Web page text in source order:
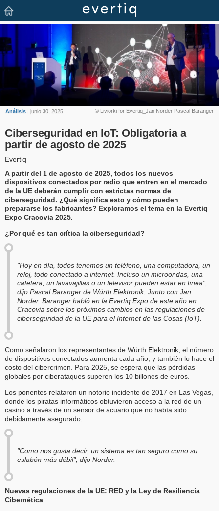
© Liviorki for Evertiq_Jan Norder Pascal Baranger
Análisis | junio 30, 2025
Ciberseguridad en IoT: Obligatoria a
partir de agosto de 2025
Evertiq
A partir del 1 de agosto de 2025, todos los nuevos
dispositivos conectados por radio que entren en el mercado
de la UE deberán cumplir con estrictas normas de
ciberseguridad. ¿Qué significa esto y cómo pueden
prepararse los fabricantes? Exploramos el tema en la Evertiq
Expo Cracovia 2025.
¿Por qué es tan crítica la ciberseguridad?
"Hoy en día, todos tenemos un teléfono, una computadora, un
reloj, todo conectado a internet. Incluso un microondas, una
cafetera, un lavavajillas o un televisor pueden estar en línea",
dijo Pascal Baranger de Würth Elektronik. Junto con Jan
Norder, Baranger habló en la Evertiq Expo de este año en
Cracovia sobre los próximos cambios en las regulaciones de
ciberseguridad de la UE para el Internet de las Cosas (IoT).
Como señalaron los representantes de Würth Elektronik, el número
de dispositivos conectados aumenta cada año, y también lo hace el
costo del cibercrimen. Para 2025, se espera que las pérdidas
globales por ciberataques superen los 10 billones de euros.
Los ponentes relataron un notorio incidente de 2017 en Las Vegas,
donde los piratas informáticos obtuvieron acceso a la red de un
casino a través de un sensor de acuario que no había sido
debidamente asegurado.
"Como nos gusta decir, un sistema es tan seguro como su
eslabón más débil", dijo Norder.
Nuevas regulaciones de la UE: RED y la Ley de Resiliencia
Cibernética